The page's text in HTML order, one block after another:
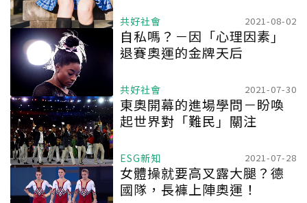
共好社會 2021-08-02
自私嗎？－因「心理因素」
退賽奧運的金牌天后
共好社會 2021-07-30
東奧開幕的進場學問－盼喚
起世界對「難民」關注
ESG新知 2021-07-28
女體操就要高叉露大腿？德
國隊，長褲上陣奧運！